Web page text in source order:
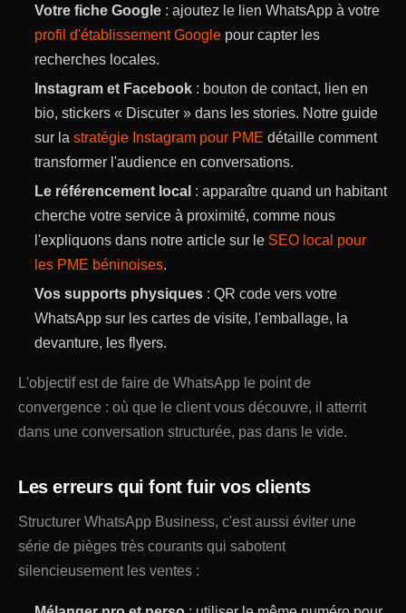
Votre fiche Google: ajoutez le lien WhatsApp à votre
profil d'établissement Googlepour capter les
recherches locales.
Instagram et Facebook: bouton de contact, lien en
bio, stickers « Discuter » dans les stories. Notre guide
sur la stratégie Instagram pour PME détaille comment
transformer l'audience en conversations.
Le référencement local : apparaître quand un habitant
cherche votre service à proximité, comme nous
l'expliquons dans notre article sur le SEO local pour
les PME béninoises.
Vos supports physiques: QR code vers votre
WhatsApp sur les cartes de visite, l'emballage, la
devanture, les flyers.
L'objectif est de faire de WhatsApp le point de
convergence : où que le client vous découvre, il atterrit
dans une conversation structurée, pas dans le vide.
Les erreurs qui font fuir vos clients
Structurer WhatsApp Business, c'est aussi éviter une
série de pièges très courants qui sabotent
silencieusement les ventes :